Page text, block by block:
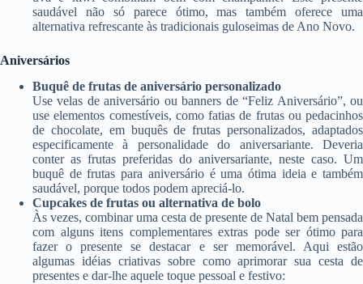
saudável não só parece ótimo, mas também oferece uma
alternativa refrescante às tradicionais guloseimas de Ano Novo.
Aniversários
Buquê de frutas de aniversário personalizado
Use velas de aniversário ou banners de “Feliz Aniversário”, ou
use elementos comestíveis, como fatias de frutas ou pedacinhos
de chocolate, em buquês de frutas personalizados, adaptados
especificamente à personalidade do aniversariante. Deveria
conter as frutas preferidas do aniversariante, neste caso. Um
buquê de frutas para aniversário é uma ótima ideia e também
saudável, porque todos podem apreciá-lo.
Cupcakes de frutas ou alternativa de bolo
Às vezes, combinar uma cesta de presente de Natal bem pensada
com alguns itens complementares extras pode ser ótimo para
fazer o presente se destacar e ser memorável. Aqui estão
algumas idéias criativas sobre como aprimorar sua cesta de
presentes e dar-lhe aquele toque pessoal e festivo: